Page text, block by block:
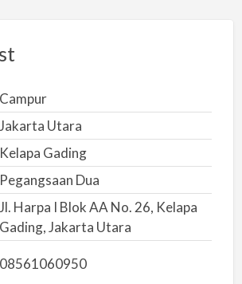
Campur
Jakarta Utara
Kelapa Gading
Pegangsaan Dua
Jl. Harpa I Blok AA No. 26, Kelapa
Gading, Jakarta Utara
08561060950